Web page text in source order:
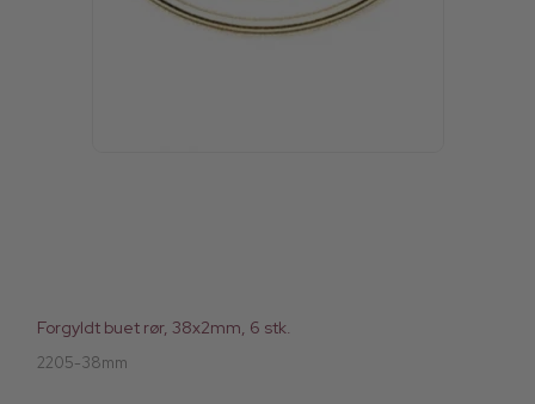
Forgyldt buet rør, 38x2mm, 6 stk.
2205-38mm